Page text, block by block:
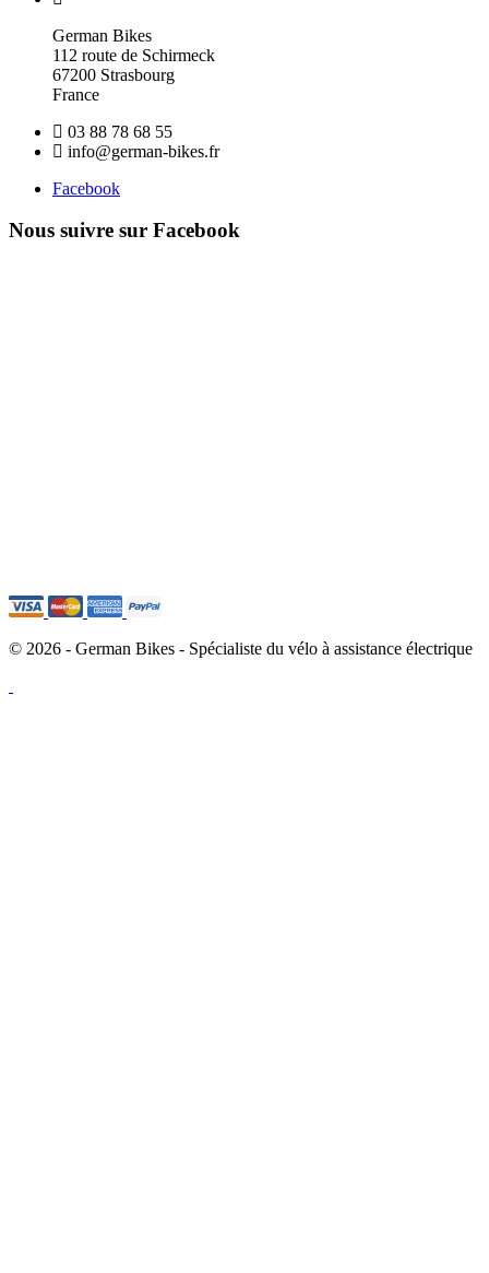
German Bikes
112 route de Schirmeck
67200 Strasbourg
France
03 88 78 68 55
info@german-bikes.fr
Facebook
Nous suivre sur Facebook
© 2026 - German Bikes - Spécialiste du vélo à assistance électrique